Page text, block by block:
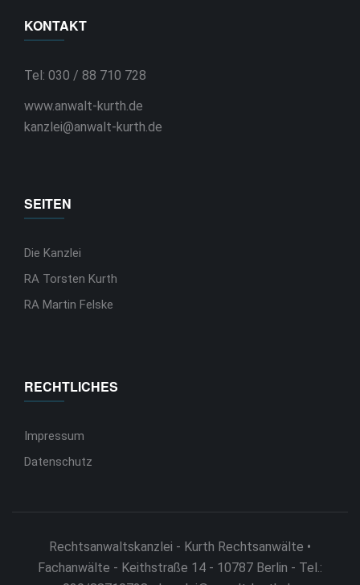
KONTAKT
Tel: 030 / 88 710 728
www.anwalt-kurth.de
kanzlei@anwalt-kurth.de
SEITEN
Die Kanzlei
RA Torsten Kurth
RA Martin Felske
RECHTLICHES
Impressum
Datenschutz
Rechtsanwaltskanzlei - Kurth Rechtsanwälte •
Fachanwälte - Keithstraße 14 - 10787 Berlin - Tel.: